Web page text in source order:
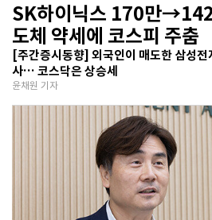
SK하이닉스 170만
도체 약세에 코스피 주춤
[주간증시동향] 외국인이 매도한 삼성
사… 코스닥은 상승세
윤채원 기자